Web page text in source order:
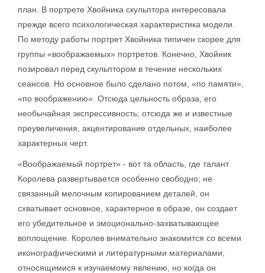
план. В портрете Хвойника скульптора интересовала
прежде всего психологическая характеристика модели.
По методу работы портрет Хвойника типичен скорее для
группы «воображаемых» портретов. Конечно, Хвойник
позировал перед скульптором в течение нескольких
сеансов. Но основное было сделано потом, «по памяти»,
«по воображению». Отсюда цельность образа, его
необычайная экспрессивность; отсюда же и известные
преувеличения, акцентирование отдельных, наиболее
характерных черт.
«Воображаемый портрет» - вот та область, где талант
Королева развертывается особенно свободно; не
связанный мелочным копированием деталей, он
схватывает основное, характерное в образе, он создает
его убедительное и эмоционально-захватывающее
воплощение. Королев внимательно знакомится со всеми
иконографическими и литературными материалами,
относящимися к изучаемому явлению, но когда он